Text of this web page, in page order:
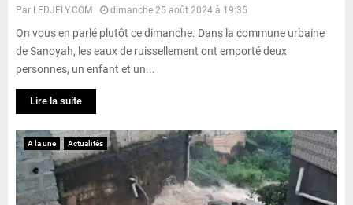
Par LEDJELY.COM dimanche 25 août 2024 à 19:35
On vous en parlé plutôt ce dimanche. Dans la commune urbaine
de Sanoyah, les eaux de ruissellement ont emporté deux
personnes, un enfant et un...
Lire la suite
A la une Actualités